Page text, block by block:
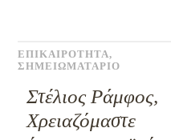
ΕΠΙΚΑΙΡΟΤΗΤΑ,
ΣΗΜΕΙΩΜΑΤΑΡΙΟ
Στέλιος Ράμφος,
Χρειαζόμαστε